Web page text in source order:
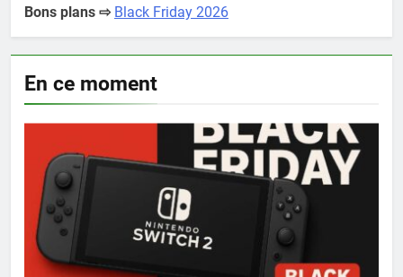
Bons plans ⇨ Black Friday 2026
En ce moment